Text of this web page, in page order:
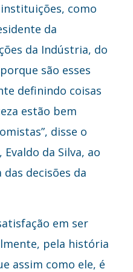
como
da
da Indústria, do
são esses
definindo coisas
estão bem
disse o
da Silva, ao
decisões da
em ser
pela história
assim como ele, é